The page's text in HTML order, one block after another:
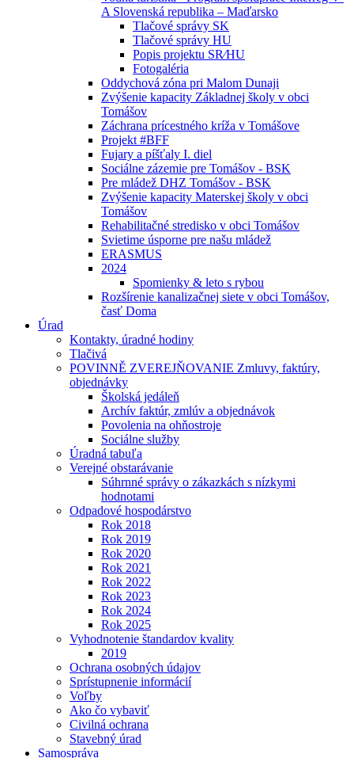
A Slovenská republika – Maďarsko
Tlačové správy SK
Tlačové správy HU
Popis projektu SR⁄HU
Fotogaléria
Oddychová zóna pri Malom Dunaji
Zvýšenie kapacity Základnej školy v obci
Tomášov
Záchrana prícestného kríža v Tomášove
Projekt #BFF
Fujary a píšťaly I. diel
Sociálne zázemie pre Tomášov - BSK
Pre mládež DHZ Tomášov - BSK
Zvýšenie kapacity Materskej školy v obci
Tomášov
Rehabilitačné stredisko v obci Tomášov
Svietime úsporne pre našu mládež
ERASMUS
2024
Spomienky & leto s rybou
Rozšírenie kanalizačnej siete v obci Tomášov,
časť Doma
Úrad
Kontakty, úradné hodiny
Tlačivá
POVINNĚ ZVEREJŇOVANIE Zmluvy, faktúry,
objednávky
Školská jedáleň
Archív faktúr, zmlúv a objednávok
Povolenia na ohňostroje
Sociálne služby
Úradná tabuľa
Verejné obstarávanie
Súhrnné správy o zákazkách s nízkymi
hodnotami
Odpadové hospodárstvo
Rok 2018
Rok 2019
Rok 2020
Rok 2021
Rok 2022
Rok 2023
Rok 2024
Rok 2025
Vyhodnotenie štandardov kvality
2019
Ochrana osobných údajov
Sprístupnenie informácií
Voľby
Ako čo vybaviť
Civilná ochrana
Stavebný úrad
Samospráva